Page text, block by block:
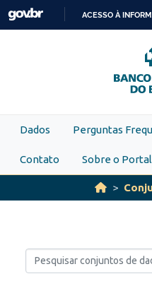
Skip to main content
ACESSO À
Dados Perguntas
Contato Sobre o Portal